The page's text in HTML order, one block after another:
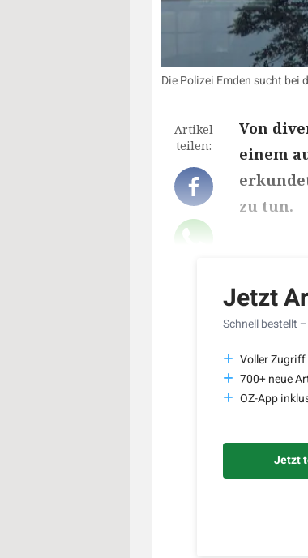
Die Polizei Emden sucht bei
Artikel
teilen:
Von
einem
zu tun.
Jetzt
Schnell bestellt
Voller
700+ neue
OZ-App
Jetzt